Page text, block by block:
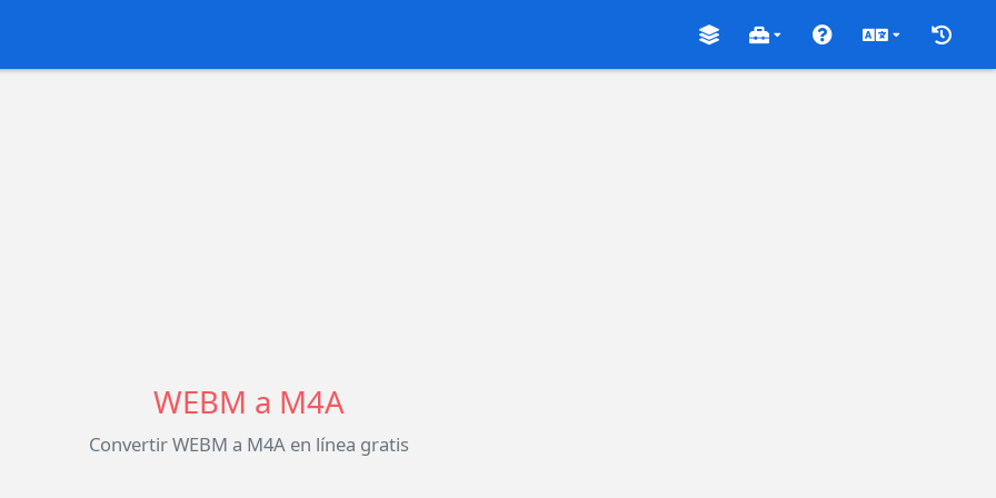
WEBM a M4A
Convertir WEBM a M4A en línea gratis